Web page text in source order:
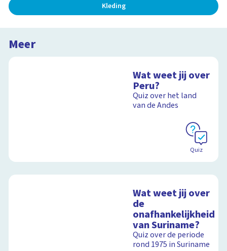
Kleding
Meer
Wat weet jij over
Peru?
Quiz over het land
van de Andes
Quiz
Wat weet jij over
de
onafhankelijkheid
van Suriname?
Quiz over de periode
rond 1975 in Suriname